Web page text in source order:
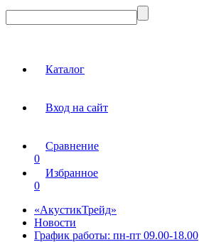
Каталог
Вход на сайт
Сравнение
0
Избранное
0
«АкустикТрейд»
Новости
График работы: пн-пт 09.00-18.00